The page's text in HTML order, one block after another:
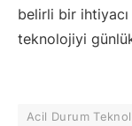
belirli bir ihtiyacı
teknolojiyi
Acil Durum